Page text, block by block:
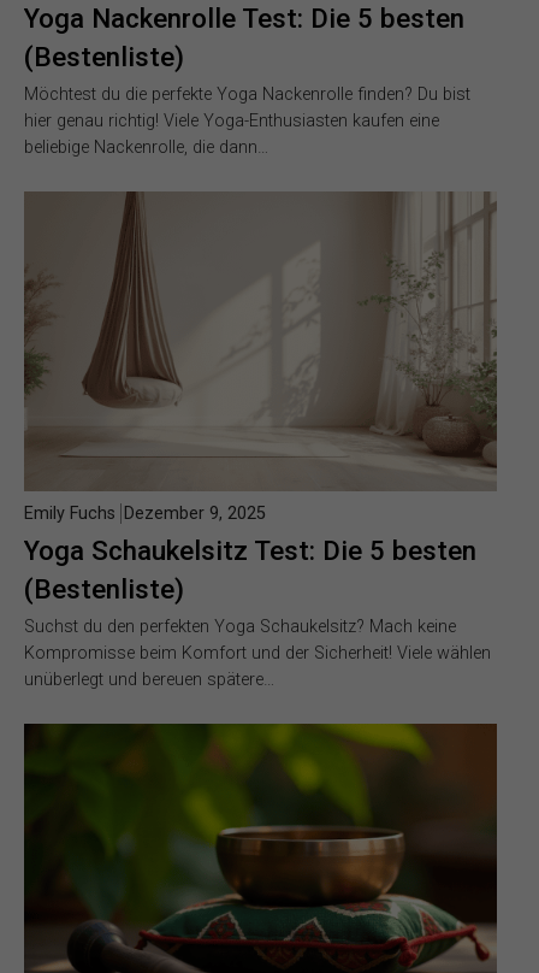
Yoga Nackenrolle Test: Die 5 besten
(Bestenliste)
Möchtest du die perfekte Yoga Nackenrolle finden? Du bist
hier genau richtig! Viele Yoga-Enthusiasten kaufen eine
beliebige Nackenrolle, die dann…
Yoga Schaukelsitz Test: Die 5 besten
(Bestenliste)
Emily Fuchs Dezember 9, 2025
Suchst du den perfekten Yoga Schaukelsitz? Mach keine
Kompromisse beim Komfort und der Sicherheit! Viele wählen
unüberlegt und bereuen spätere…